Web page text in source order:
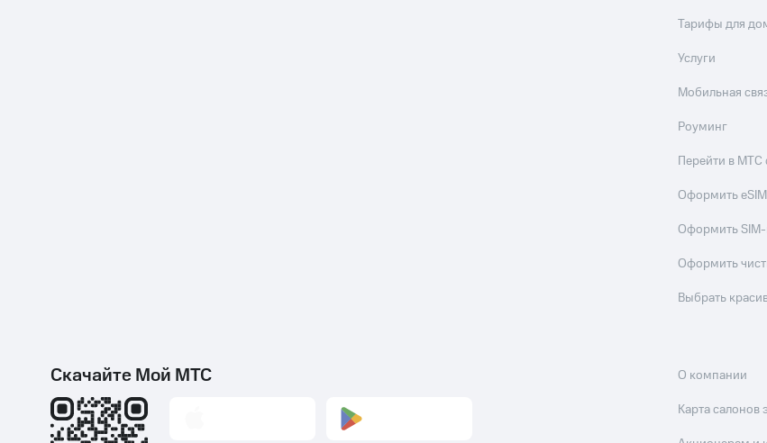
Тарифы для
Услуги
Мобильная
Роуминг
Перейти в
Оформить eSIM
Оформить SIM-
Оформить
Выбрать
Скачайте Мой МТС О компании
Карта